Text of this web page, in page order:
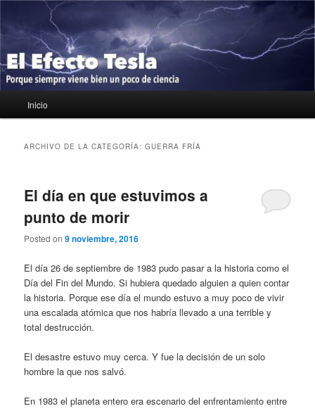
contenido
principal
contenido
secundario
El Efecto Tesla
Porque siempre viene bien un poco de ciencia
principal
Inicio
ARCHIVO DE LA CATEGORÍA:GUERRA FRÍA
El día en que estuvimos a
punto de morir
Posted on9 noviembre, 2016
El día 26 de septiembre de 1983 pudo pasar a la historia como el
Día del Fin del Mundo. Si hubiera quedado alguien a quien contar
la historia. Porque ese día el mundo estuvo a muy poco de vivir
una escalada atómica que nos habría llevado a una terrible y
total destrucción.
El desastre estuvo muy cerca. Y fue la decisión de un solo
hombre la que nos salvó.
En 1983 el planeta entero era escenario del enfrentamiento entre